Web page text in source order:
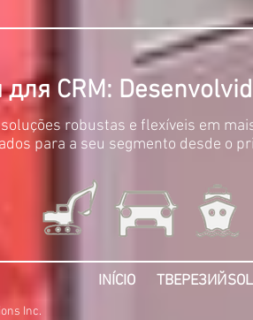
для CRM: D
robustas e flexíveis em
para a seu segmento desde o
INÍCIO ТВЕРЕЗИЙ
Inc.